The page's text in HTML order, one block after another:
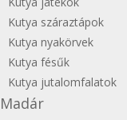
Kutya száraztápok
Kutya nyakörvek
Kutya fésűk
Kutya jutalomfalatok
Madár